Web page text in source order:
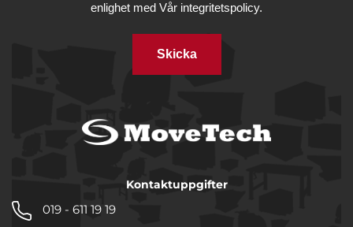
enlighet med Vår integritetspolicy.
Skicka
Kontaktuppgifter
019 - 611 19 19